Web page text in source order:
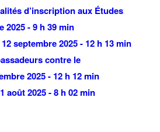
d’inscription aux Études
2025 - 9 h 39 min
12 septembre 2025 - 12 h 13 min
contre le
2025 - 12 h 12 min
août 2025 - 8 h 02 min